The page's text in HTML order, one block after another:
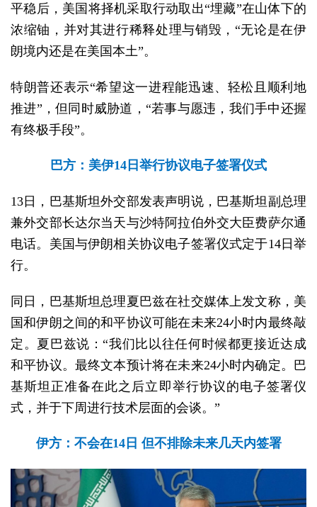
平稳后，美国将择机采取行动取出“埋藏”在山体下的
浓缩铀，并对其进行稀释处理与销毁，“无论是在伊
朗境内还是在美国本土”。
特朗普还表示“希望这一进程能迅速、轻松且顺利地
推进”，但同时威胁道，“若事与愿违，我们手中还握
有终极手段”。
巴方：美伊14日举行协议电子签署仪式
13日，巴基斯坦外交部发表声明说，巴基斯坦副总理
兼外交部长达尔当天与沙特阿拉伯外交大臣费萨尔通
电话。美国与伊朗相关协议电子签署仪式定于14日举
行。
同日，巴基斯坦总理夏巴兹在社交媒体上发文称，美
国和伊朗之间的和平协议可能在未来24小时内最终敲
定。夏巴兹说：“我们比以往任何时候都更接近达成
和平协议。最终文本预计将在未来24小时内确定。巴
基斯坦正准备在此之后立即举行协议的电子签署仪
式，并于下周进行技术层面的会谈。”
伊方：不会在14日 但不排除未来几天内签署